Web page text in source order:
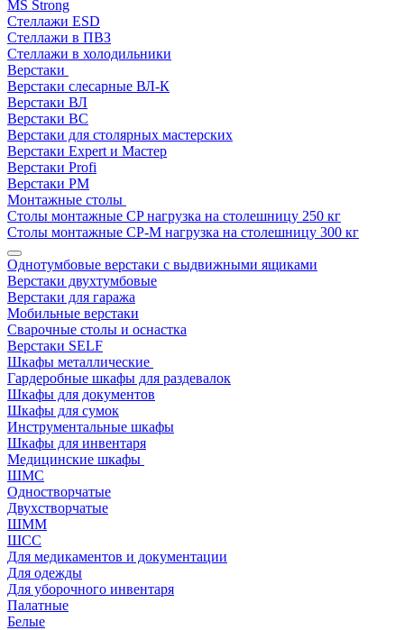
MS Strong
Стеллажи ESD
Стеллажи в ПВЗ
Стеллажи в холодильники
Верстаки
Верстаки слесарные ВЛ-К
Верстаки ВЛ
Верстаки ВС
Верстаки для столярных мастерских
Верстаки Expert и Мастер
Верстаки Profi
Верстаки РМ
Монтажные столы
Столы монтажные СP нагрузка на столешницу 250 кг
Столы монтажные СР-М нагрузка на столешницу 300 кг
Однотумбовые верстаки с выдвижными ящиками
Верстаки двухтумбовые
Верстаки для гаража
Мобильные верстаки
Сварочные столы и оснастка
Верстаки SELF
Шкафы металлические
Гардеробные шкафы для раздевалок
Шкафы для документов
Шкафы для сумок
Инструментальные шкафы
Шкафы для инвентаря
Медицинские шкафы
ШМС
Одностворчатые
Двухстворчатые
ШММ
ШСС
Для медикаментов и документации
Для одежды
Для уборочного инвентаря
Палатные
Белые